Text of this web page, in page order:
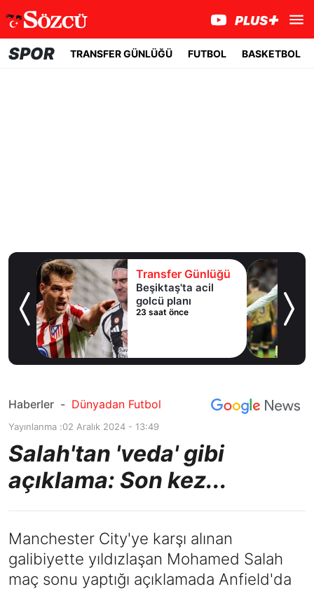
SPOR TRANSFER GÜNLÜĞÜ FUTBOL BASKETBOL
Transfer Günlüğü
Beşiktaş'ta acil
golcü planı
23 saat önce
Haberler - Dünyadan Futbol
Yayınlanma :02 Aralık 2024 - 13:49
Salah'tan 'veda' gibi
açıklama: Son kez...
Manchester City'ye karşı alınan
galibiyette yıldızlaşan Mohamed Salah
maç sonu yaptığı açıklamada Anfield'da